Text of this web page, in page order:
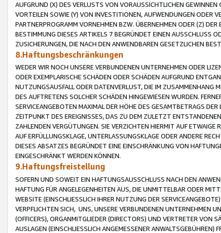
AUFGRUND (X) DES VERLUSTS VON VORAUSSICHTLICHEN
VORTEILEN SOWIE (Y) VON INVESTITIONEN, AUFWENDUNGEN ODER
PARTNERPROGRAMM VORNEHMEN BZW. ÜBERNEHMEN ODER (Z)
BESTIMMUNG DIESES ARTIKELS 7 BEGRÜNDET EINEN AUSSCHLUSS
ZUSICHERUNGEN, DIE NACH DEN ANWENDBAREN GESETZLICHEN
8.Haftungsbeschränkungen
WEDER WIR NOCH UNSERE VERBUNDENEN UNTERNEHMEN ODER
ODER EXEMPLARISCHE SCHÄDEN ODER SCHÄDEN AUFGRUND
NUTZUNGSAUSFALL ODER DATENVERLUST, DIE IM ZUSAMMENHANG
DES AUFTRETENS SOLCHER SCHÄDEN HINGEWIESEN WURDEN.
SERVICEANGEBOTEN MAXIMAL DER HÖHE DES GESAMTBETRAGS
ZEITPUNKT DES EREIGNISSES, DAS ZU DEM ZULETZT
ZAHLENDEN VERGÜTUNGEN. SIE VERZICHTEN HIERMIT AUF
AUF ERFÜLLUNGSKLAGE, UNTERLASSUNGSKLAGE ODER ANDERE
DIESES ABSATZES BEGRÜNDET EINE EINSCHRÄNKUNG VON
EINGESCHRÄNKT WERDEN KÖNNEN.
9.Haftungsfreistellung
SOFERN UND SOWEIT EIN HAFTUNGSAUSSCHLUSS NACH DEN
HAFTUNG FÜR ANGELEGENHEITEN AUS, DIE UNMITTELBAR ODER
WEBSITE (EINSCHLIESSLICH IHRER NUTZUNG DER
VERPFLICHTEN SICH, UNS, UNSERE VERBUNDENEN UNTERNEHMEN
(OFFICERS), ORGANMITGLIEDER (DIRECTORS) UND VERTRETER VON
AUSLAGEN (EINSCHLIESSLICH ANGEMESSENER